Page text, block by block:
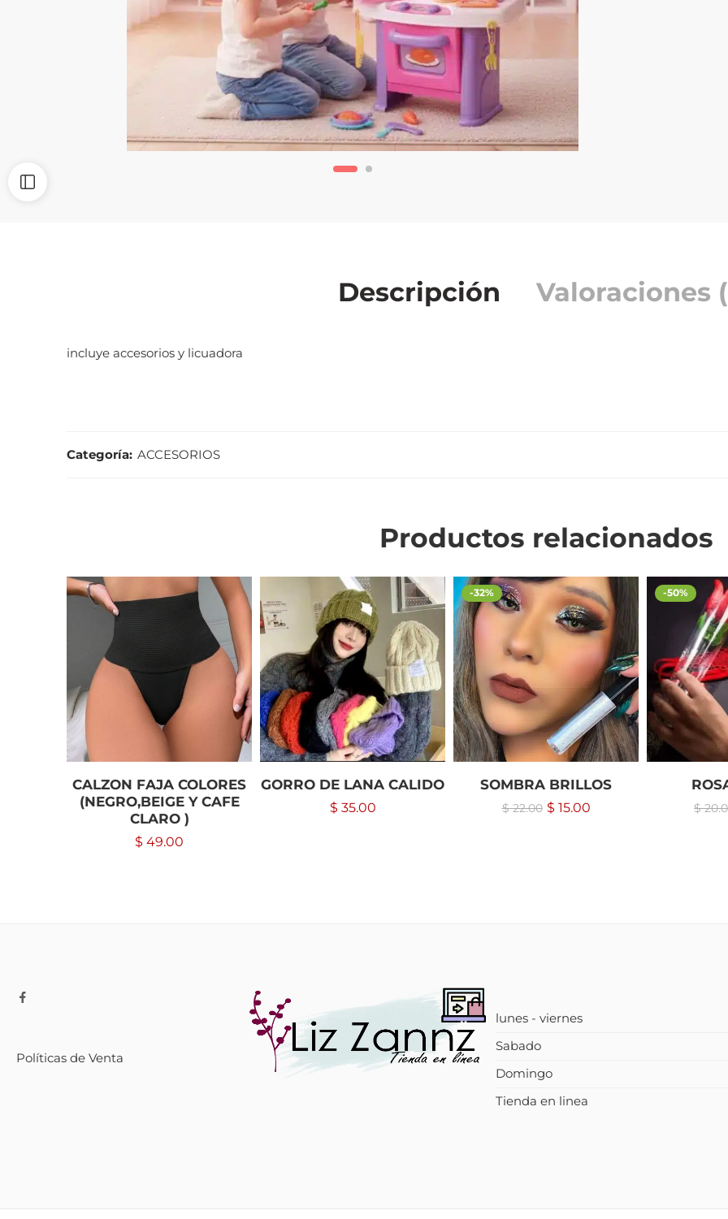
Descripción Valoraciones
incluye accesorios y licuadora
Categoría: ACCESORIOS
Productos relacionados
CALZON FAJA COLORES
(NEGRO,BEIGE Y CAFE
CLARO )
$ 49.00
GORRO DE LANA CALIDO
$ 35.00
-32%
SOMBRA BRILLOS
$22.00 $ 15.00
-50%
$
Políticas de Venta
lunes - viernes
Sabado
Domingo
Tienda en linea